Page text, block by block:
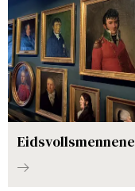
Eidsvollsmennene